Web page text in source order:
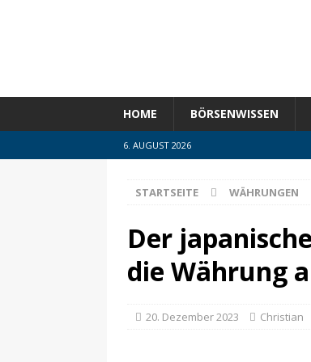
HOME BÖRSENWISSEN
6. AUGUST 2026
STARTSEITE WÄHRUNGEN
Der
die Währung
20. Dezember 2023 Christian